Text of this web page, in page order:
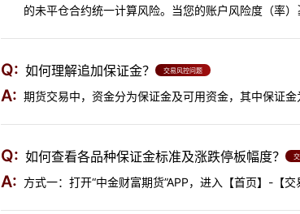
的未平仓合约统一计算风险。当您的账户风险度（率
Q: 如何理解追加保证金？ 交易风控问题
A: 期货交易中，资金分为保证金及可用资金，其中保证
Q: 如何查看各品种保证金标准及涨跌停板幅度？
A: 方式一：打开“中金财富期货”APP，进入【首页】-【交